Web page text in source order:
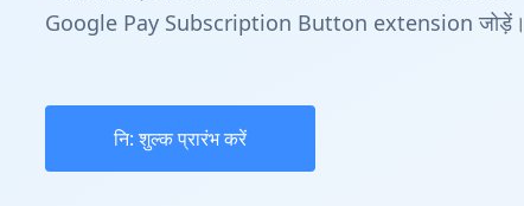
Google Pay Subscription Button extension जोड़ें।
नि: शुल्क प्रारंभ करें